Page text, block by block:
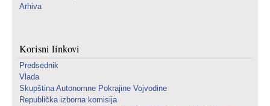
Arhiva
Korisni linkovi
Predsednik
Vlada
Skupština Autonomne Pokrajine Vojvodine
Republička izborna komisija